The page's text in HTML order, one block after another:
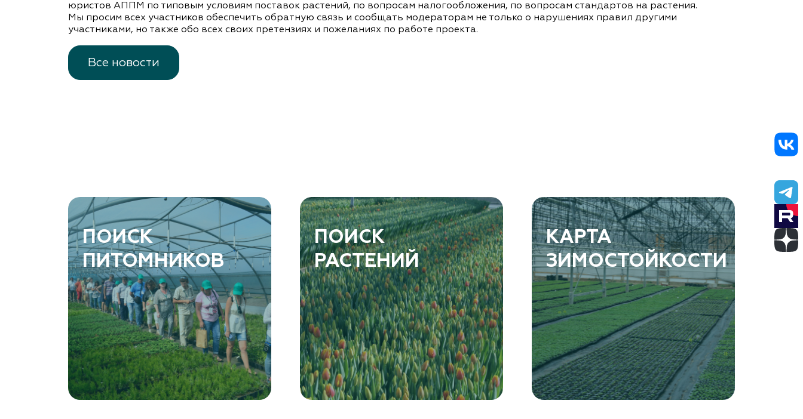
юристов АППМ по типовым условиям поставок растений, по вопросам налогообложения, по вопросам стандартов на растения.
Мы просим всех участников обеспечить обратную связь и сообщать модераторам не только о нарушениях правил другими
участниками, но также обо всех своих претензиях и пожеланиях по работе проекта.
Все новости
ПОИСК
ПИТОМНИКОВ
ПОИСК
РАСТЕНИЙ
КАРТА
ЗИМОСТОЙКОСТИ